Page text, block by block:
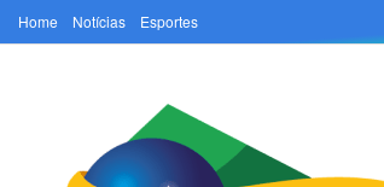
Home Notícias Esportes